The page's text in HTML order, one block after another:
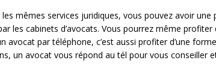
mêmes services juridiques, vous pouvez avoir
les cabinets d’avocats. Vous pourrez même
avocat par téléphone, c’est aussi profiter d’une
un avocat vous répond au tél pour vous conseiller